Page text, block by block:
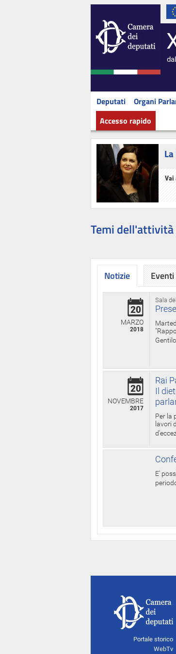
Deputati Organi
Accesso rapido
Vai
Temi
Notizie
Sala
20
MARZO
2018
20
NOVEMBRE
2017
Rai
Il
Per la
lavori
E'
Portale storico
WebTv